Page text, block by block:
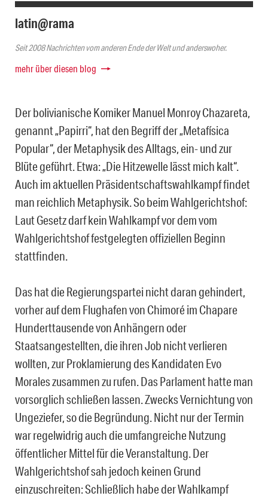
latin@rama
Seit 2008 Nachrichten vom anderen Ende der Welt und anderswoher.
mehr über diesen blog
Der bolivianische Komiker Manuel Monroy Chazareta,
genannt „Papirri“, hat den Begriff der „Metafísica
Popular“, der Metaphysik des Alltags, ein- und zur
Blüte geführt. Etwa: „Die Hitzewelle lässt mich kalt“.
Auch im aktuellen Präsidentschaftswahlkampf findet
man reichlich Metaphysik. So beim Wahlgerichtshof:
Laut Gesetz darf kein Wahlkampf vor dem vom
Wahlgerichtshof festgelegten offiziellen Beginn
stattfinden.
Das hat die Regierungspartei nicht daran gehindert,
vorher auf dem Flughafen von Chimoré im Chapare
Hunderttausende von Anhängern oder
Staatsangestellten, die ihren Job nicht verlieren
wollten, zur Proklamierung des Kandidaten Evo
Morales zusammen zu rufen. Das Parlament hatte man
vorsorglich schließen lassen. Zwecks Vernichtung von
Ungeziefer, so die Begründung. Nicht nur der Termin
war regelwidrig auch die umfangreiche Nutzung
öffentlicher Mittel für die Veranstaltung. Der
Wahlgerichtshof sah jedoch keinen Grund
einzuschreiten: Schließlich habe der Wahlkampf